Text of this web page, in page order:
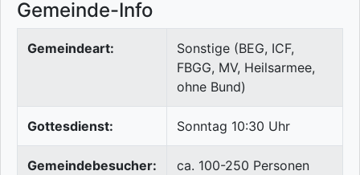
Gemeinde-Info
Gemeindeart:
Sonstige (BEG, ICF,
FBGG, MV, Heilsarmee,
ohne Bund)
Gottesdienst: Sonntag 10:30 Uhr
Gemeindebesucher: ca. 100-250 Personen